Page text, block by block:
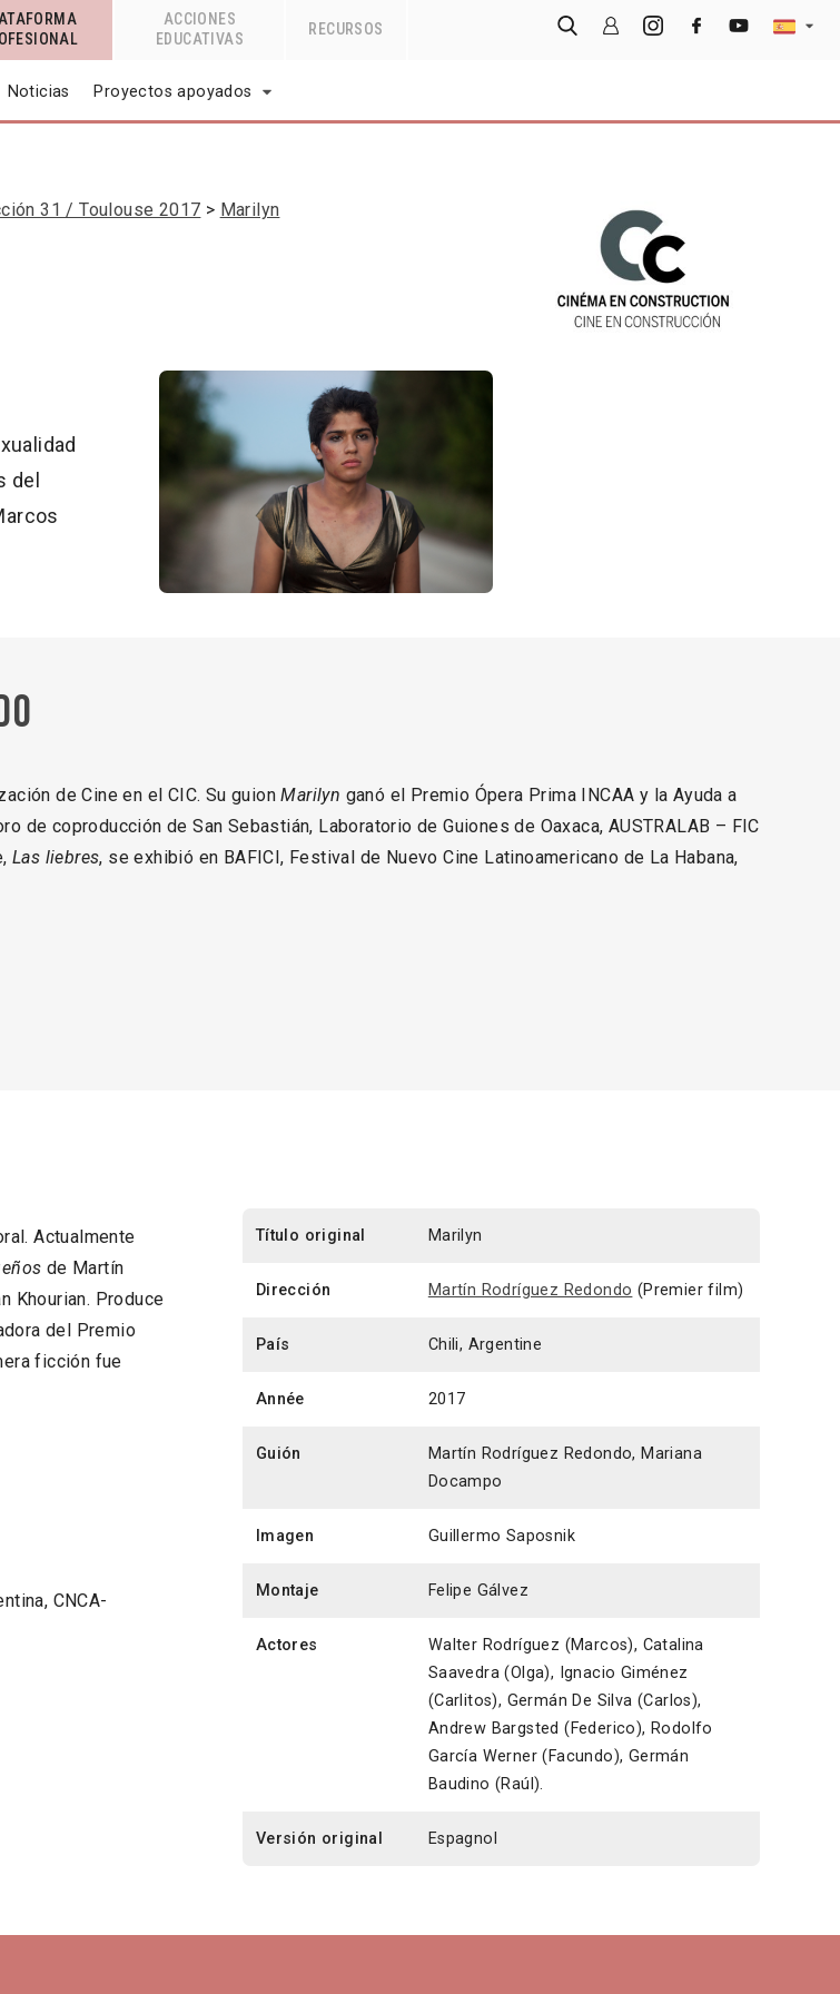
ACCIONES
EDUCATIVAS
RECURSOS
Noticias Proyectos apoyados
31 / Toulouse 2017 Marilyn
del
de Cine en el CIC. Su guionMarilyn ganó el Premio Ópera Prima INCAA y la Ayuda a
de coproducción de San Sebastián, Laboratorio de Guiones de Oaxaca, AUSTRALAB – FIC
Las liebres, se exhibió en BAFICI, Festival de Nuevo Cine Latinoamericano de La Habana,
Actualmente
de Martín
Khourian. Produce
del Premio
ficción fue
CNCA-
Título original Marilyn
Dirección Martín Rodríguez Redondo (Premier film)
País Chili, Argentine
Année 2017
Guión
Martín Rodríguez Redondo, Mariana
Docampo
Imagen Guillermo Saposnik
Montaje Felipe Gálvez
Actores
Walter Rodríguez (Marcos), Catalina
Saavedra (Olga), Ignacio Giménez
(Carlitos), Germán De Silva (Carlos),
Andrew Bargsted (Federico), Rodolfo
García Werner (Facundo), Germán
Baudino (Raúl).
Versión original Espagnol